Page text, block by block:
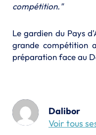
compétition."
Le gardien du Pays
grande compétition
préparation face au
Dalibor
Voir tous